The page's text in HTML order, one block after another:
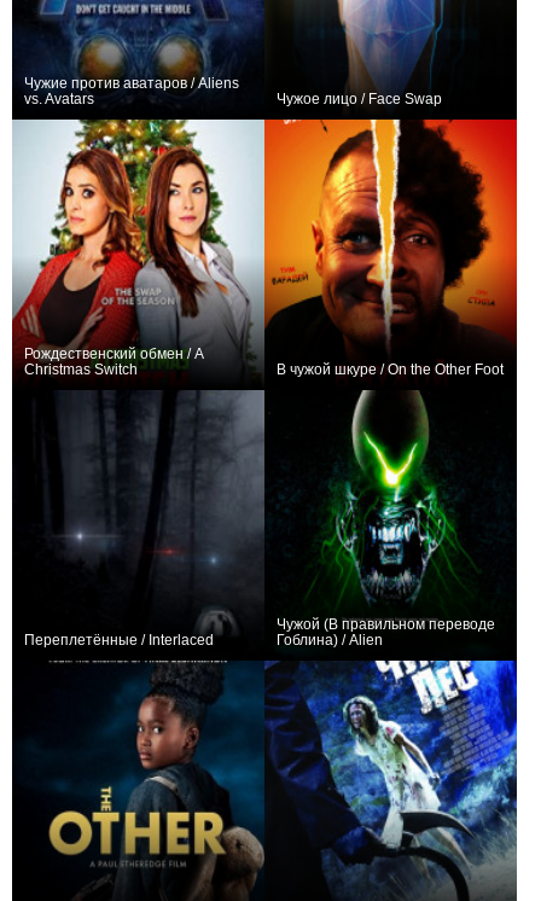
Чужие против аватаров / Aliens
vs. Avatars
Чужое лицо / Face Swap
Рождественский обмен / A
Christmas Switch
В чужой шкуре / On the Other Foot
Переплетённые / Interlaced
Чужой (В правильном переводе
Гоблина) / Alien